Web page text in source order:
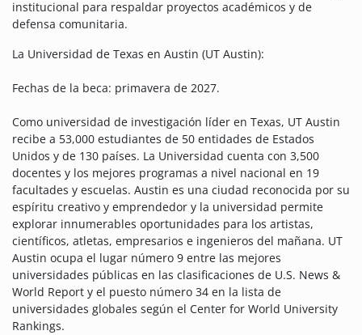
institucional para respaldar proyectos académicos y de
defensa comunitaria.
La Universidad de Texas en Austin (UT Austin):
Fechas de la beca: primavera de 2027.
Como universidad de investigación líder en Texas, UT Austin
recibe a 53,000 estudiantes de 50 entidades de Estados
Unidos y de 130 países. La Universidad cuenta con 3,500
docentes y los mejores programas a nivel nacional en 19
facultades y escuelas. Austin es una ciudad reconocida por su
espíritu creativo y emprendedor y la universidad permite
explorar innumerables oportunidades para los artistas,
científicos, atletas, empresarios e ingenieros del mañana. UT
Austin ocupa el lugar número 9 entre las mejores
universidades públicas en las clasificaciones de U.S. News &
World Report y el puesto número 34 en la lista de
universidades globales según el Center for World University
Rankings.